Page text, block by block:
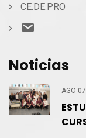
CE.DE.PRO
Noticias
AGO